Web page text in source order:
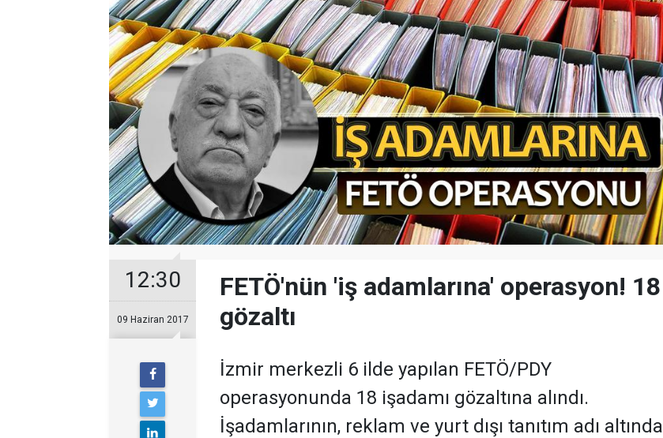
12:30
09 Haziran 2017
FETÖ'nün 'iş adamlarına' operasyon! 18
gözaltı
İzmir merkezli 6 ilde yapılan FETÖ/PDY
operasyonunda 18 işadamı gözaltına alındı.
İşadamlarının, reklam ve yurt dışı tanıtım adı altında